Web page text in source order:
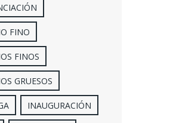
FINO
FINOS
GRUESOS
INAUGURACIÓN